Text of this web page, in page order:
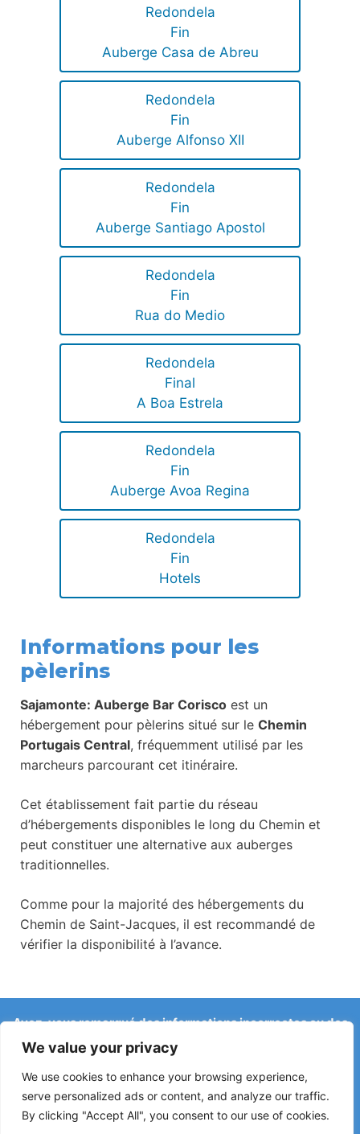
We value your privacy
We use cookies to enhance your browsing experience,
serve personalized ads or content, and analyze our traffic.
By clicking "Accept All", you consent to our use of cookies.
Redondela
Fin
Auberge Casa de Abreu
Redondela
Fin
Auberge Alfonso XII
Redondela
Fin
Auberge Santiago Apostol
Redondela
Fin
Rua do Medio
Redondela
Final
A Boa Estrela
Redondela
Fin
Auberge Avoa Regina
Redondela
Fin
Hotels
Informations pour les
pèlerins
Sajamonte: Auberge Bar Corisco est un
hébergement pour pèlerins situé sur le Chemin
Portugais Central, fréquemment utilisé par les
marcheurs parcourant cet itinéraire.
Cet établissement fait partie du réseau
d’hébergements disponibles le long du Chemin et
peut constituer une alternative aux auberges
traditionnelles.
Comme pour la majorité des hébergements du
Chemin de Saint-Jacques, il est recommandé de
vérifier la disponibilité à l’avance.
Avez-vous remarqué des informations incorrectes ou des
changements récents sur le Camino ?
Les signalements concernant des auberges fermées, des
inondations, des déviations, des travaux ou d’autres
changements aident à maintenir le guide à jour.